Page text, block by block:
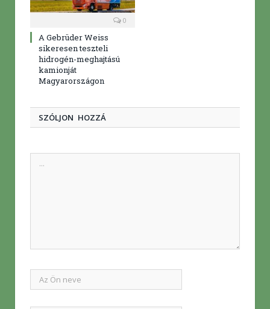
0
A Gebrüder Weiss
sikeresen teszteli
hidrogén-meghajtású
kamionját
Magyarországon
SZÓLJON HOZZÁ